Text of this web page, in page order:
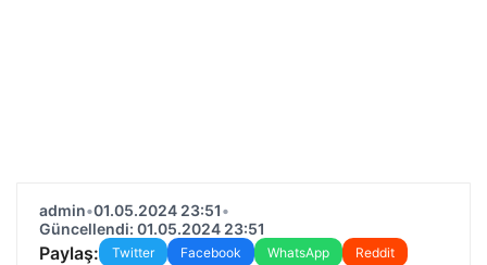
admin•01.05.2024 23:51•
Güncellendi: 01.05.2024 23:51
Paylaş: Twitter Facebook WhatsApp
Reddit